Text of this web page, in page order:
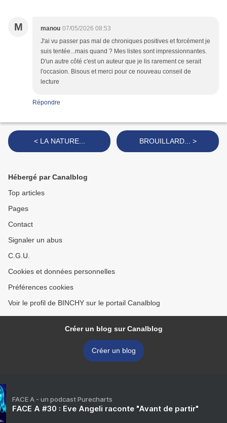
M manou 07/05/2026 08:53
J'ai vu passer pas mal de chroniques positives et forcément je
suis tentée...mais quand ? Mes listes sont impressionnantes.
D'un autre côté c'est un auteur que je lis rarement ce serait
l'occasion. Bisous et merci pour ce nouveau conseil de
lecture
Répondre
< LA NATURE... BROUILLARD... >
Hébergé par Canalblog
Top articles
Pages
Contact
Signaler un abus
C.G.U.
Cookies et données personnelles
Préférences cookies
Voir le profil de BINCHY sur le portail Canalblog
Créer un blog sur Canalblog
Créer un blog
FACE A - un podcast Purecharts
FACE A #30 : Eve Angeli raconte "Avant de partir"